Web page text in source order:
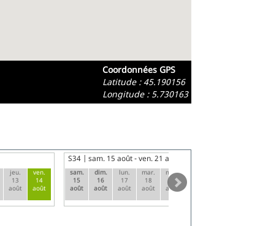
Coordonnées GPS
Latitude : 45.190156
Longitude : 5.730163
jeu.
13
août
ven.
14
août
S34 sam. 15 août - ven. 21 août
sam.
15
août
dim.
16
août
lun.
17
août
mar.
18
août
mer.
19
août